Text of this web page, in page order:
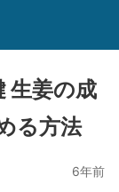
生姜の成
る方法
6年前